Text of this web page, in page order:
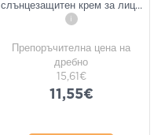
слънцезащитен крем за лиц...
i
Препоръчителна цена на
дребно
15,61€
11,55€